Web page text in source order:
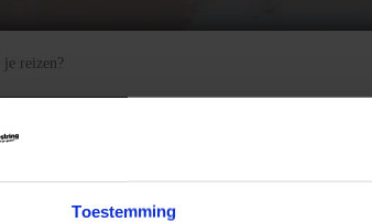
Toestemming